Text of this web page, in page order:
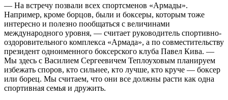
— На встречу позвали всех спортсменов «Армады».
Например, кроме борцов, были и боксеры, которым тоже
интересно и полезно пообщаться с величинами
международного уровня, — считает руководитель спортивно-
оздоровительного комплекса «Армада», а по совместительству
президент одноименного боксерского клуба Павел Кива. —
Мы здесь с Василием Сергеевичем Теплоуховым планируем
избежать споров, кто сильнее, кто лучше, кто круче — боксер
или борец. Мы считаем, что они все должны расти как одна
спортивная семья и дружить.